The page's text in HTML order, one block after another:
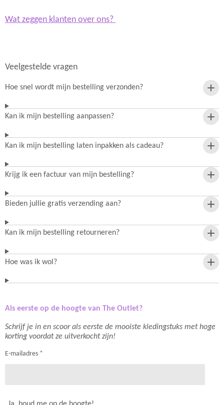
Wat zeggen klanten over ons?
Veelgestelde vragen
Hoe snel wordt mijn bestelling verzonden?
Kan ik mijn bestelling aanpassen?
Kan ik mijn bestelling laten inpakken als cadeau?
Krijg ik een factuur van mijn bestelling?
Bieden jullie gratis verzending aan?
Kan ik mijn bestelling retourneren?
Hoe was ik wol?
Als eerste op de hoogte van The Outlet?
Schrijf je in en scoor als eerste de mooiste kledingstuks met hoge
korting voordat ze uitverkocht zijn!
E-mailadres *